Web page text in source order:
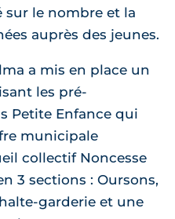
sur le nombre et la
auprès des jeunes.
a mis en place un
les pré-
Petite Enfance qui
municipale
collectif Noncesse
3 sections : Oursons,
garderie et une